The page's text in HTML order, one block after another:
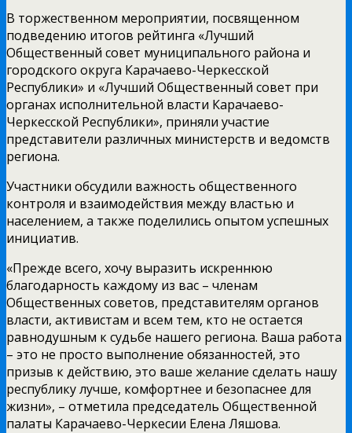
В торжественном мероприятии, посвященном
подведению итогов рейтинга «Лучший
Общественный совет муниципального района и
городского округа Карачаево-Черкесской
Республики» и «Лучший Общественный совет при
органах исполнительной власти Карачаево-
Черкесской Республики», приняли участие
представители различных министерств и ведомств
региона.
Участники обсудили важность общественного
контроля и взаимодействия между властью и
населением, а также поделились опытом успешных
инициатив.
«Прежде всего, хочу выразить искреннюю
благодарность каждому из вас – членам
Общественных советов, представителям органов
власти, активистам и всем тем, кто не остается
равнодушным к судьбе нашего региона. Ваша работа
– это не просто выполнение обязанностей, это
призыв к действию, это ваше желание сделать нашу
республику лучше, комфортнее и безопаснее для
жизни», – отметила председатель Общественной
палаты Карачаево-Черкесии Елена Ляшова.